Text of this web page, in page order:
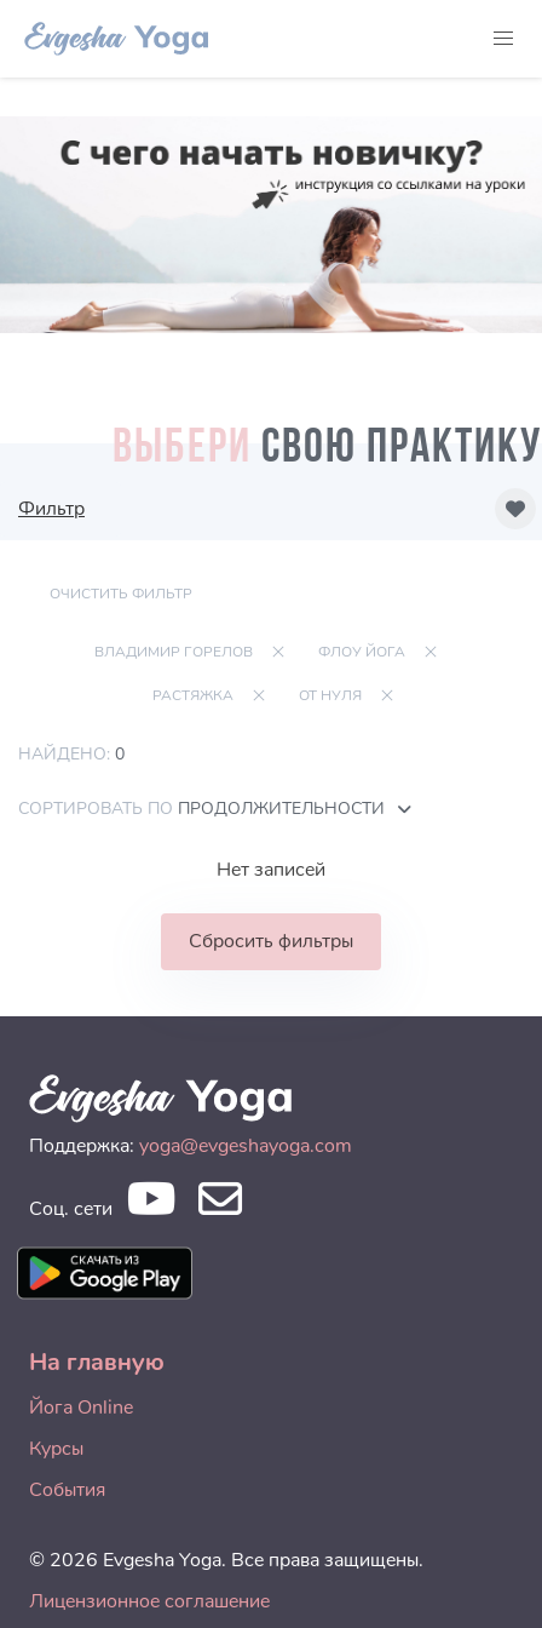
ВЫБЕРИ СВОЮ ПРАКТИКУ
Фильтр
ОЧИСТИТЬ ФИЛЬТР
ВЛАДИМИР ГОРЕЛОВ ФЛОУ ЙОГА
РАСТЯЖКА ОТ НУЛЯ
НАЙДЕНО: 0
СОРТИРОВАТЬ ПО ПРОДОЛЖИТЕЛЬНОСТИ
Нет записей
Сбросить фильтры
Поддержка: yoga@evgeshayoga.com
Соц. сети
На главную
Йога Online
Курсы
События
© 2026 Evgesha Yoga. Все права защищены.
Лицензионное соглашение